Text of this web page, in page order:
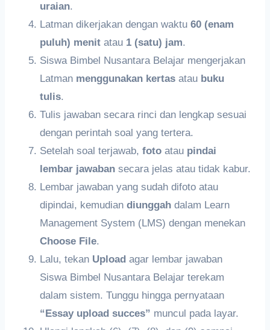
uraian.
Latman dikerjakan dengan waktu 60 (enam
puluh) menit atau 1 (satu) jam.
Siswa Bimbel Nusantara Belajar mengerjakan
Latman menggunakan kertas atau buku
tulis.
Tulis jawaban secara rinci dan lengkap sesuai
dengan perintah soal yang tertera.
Setelah soal terjawab, foto atau pindai
lembar jawaban secara jelas atau tidak kabur.
Lembar jawaban yang sudah difoto atau
dipindai, kemudian diunggah dalam Learn
Management System (LMS) dengan menekan
Choose File.
Lalu, tekan Upload agar lembar jawaban
Siswa Bimbel Nusantara Belajar terekam
dalam sistem. Tunggu hingga pernyataan
“Essay upload succes” muncul pada layar.